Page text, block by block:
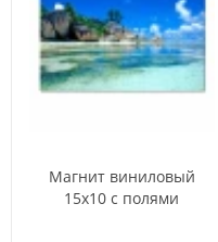
Магнит виниловый
15х10 с полями